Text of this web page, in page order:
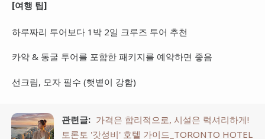
[여행 팁]
하루짜리 투어보다 1박 2일 크루즈 투어 추천
카약 & 동굴 투어를 포함한 패키지를 예약하면 좋음
선크림, 모자 필수 (햇볕이 강함)
관련글: 가격은 합리적으로, 시설은 럭셔리하게!
토론토 '갓성비' 호텔 가이드_TORONTO HOTEL